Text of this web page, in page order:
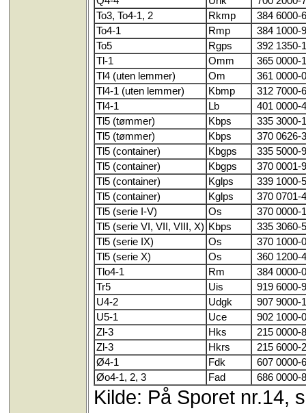
To3, To4-1, 2
Rkmp
384 6000-6
To4-1
Rmp
384 1000-9
To5
Rgps
392 1350-1
Tl-1
Omm
365 0000-1
Tl4 (uten lemmer)
Om
361 0000-0
Tl4-1 (uten lemmer)
Kbmp
312 7000-6
Tl4-1
Lb
401 0000-4
Tl5 (tømmer)
Kbps
335 3000-1
Tl5 (tømmer)
Kbps
370 0626-3
Tl5 (container)
Kbgps
335 5000-9
Tl5 (container)
Kbgps
370 0001-9
Tl5 (container)
Kglps
339 1000-5
Tl5 (container)
Kglps
370 0701-4
Tl5 (serie I-V)
Os
370 0000-1
Tl5 (serie VI, VII, VIII, X) Kbps
335 3060-5
Tl5 (serie IX)
Os
370 1000-0
Tl5 (serie X)
Os
360 1200-4
Tlo4-1
Rm
384 0000-0
Tr5
Uis
919 6000-9
U4-2
Udgk
907 9000-1
U5-1
Uce
902 1000-0
Zl-3
Hks
215 0000-8
Zl-3
Hkrs
215 6000-2
Ø4-1
Fdk
607 0000-6
Øo4-1, 2, 3
Fad 686 0000-8
Kilde: På Sporet nr.14,